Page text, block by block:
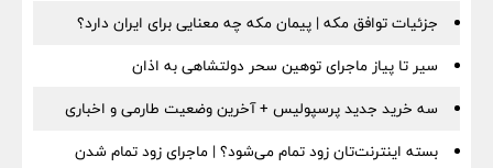
جزئیات توافق مکه | پیمان مکه چه معنایی برای ایران دارد؟
سیر تا پیاز ماجرای توهین سحر دولتشاهی به اذان
سه خرید جدید پرسپولیس + آخرین وضعیت طارمی و اخباری
بسته اینترنت‌تان زود تمام می‌شود؟ | ماجرای زود تمام شدن